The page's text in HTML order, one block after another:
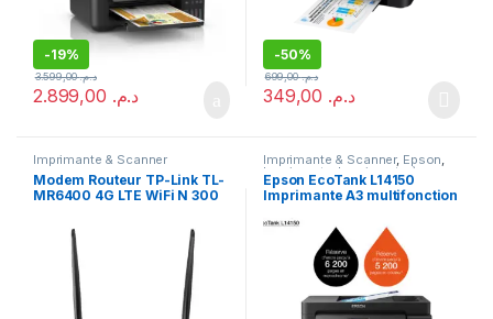
-19%
د.م.
د.م.3.599,00
-50%
د.م.
د.م.699,00
Imprimante & Scanner
Modem Routeur TP-Link TL-
MR6400 4G LTE WiFi N 300
Imprimante & Scanner, Epson,
Imprimante ,Imprimante à
réservoirs rechargeables
Imprimante Jet d'encre,
Meilleures ventes
Epson EcoTank L14150
Imprimante A3 multifonction